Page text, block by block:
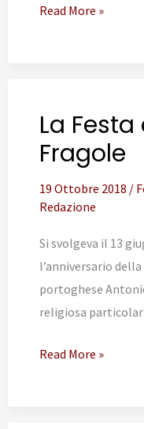
La
Read More »
La Festa
Fragole
19 Ottobre 2018 /
Redazione
Si svolgeva il 13
l’anniversario
portoghese
religiosa
La
Read More »